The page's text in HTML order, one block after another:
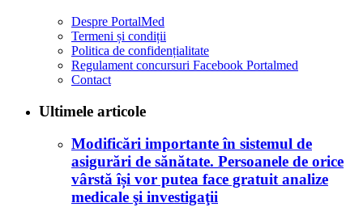
Despre PortalMed
Termeni și condiții
Politica de confidențialitate
Regulament concursuri Facebook Portalmed
Contact
Ultimele articole
Modificări importante în sistemul de
asigurări de sănătate. Persoanele de orice
vârstă își vor putea face gratuit analize
medicale şi investigaţii